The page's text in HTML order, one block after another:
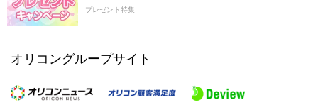
プレゼント特集
オリコングループサイト